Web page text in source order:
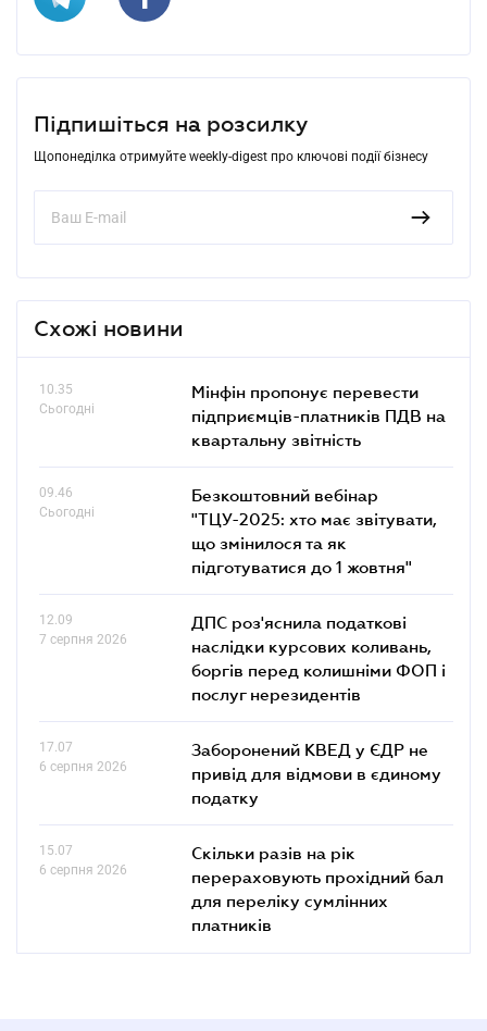
Підпишіться на розсилку
Щопонеділка отримуйте weekly-digest про ключові події бізнесу
Схожі новини
10.35
Сьогодні
Мінфін пропонує перевести
підприємців-платників ПДВ на
квартальну звітність
09.46
Сьогодні
Безкоштовний вебінар
"ТЦУ-2025: хто має звітувати,
що змінилося та як
підготуватися до 1 жовтня"
12.09
7 серпня 2026
ДПС роз'яснила податкові
наслідки курсових коливань,
боргів перед колишніми ФОП і
послуг нерезидентів
17.07
6 серпня 2026
Заборонений КВЕД у ЄДР не
привід для відмови в єдиному
податку
15.07
6 серпня 2026
Скільки разів на рік
перераховують прохідний бал
для переліку сумлінних
платників